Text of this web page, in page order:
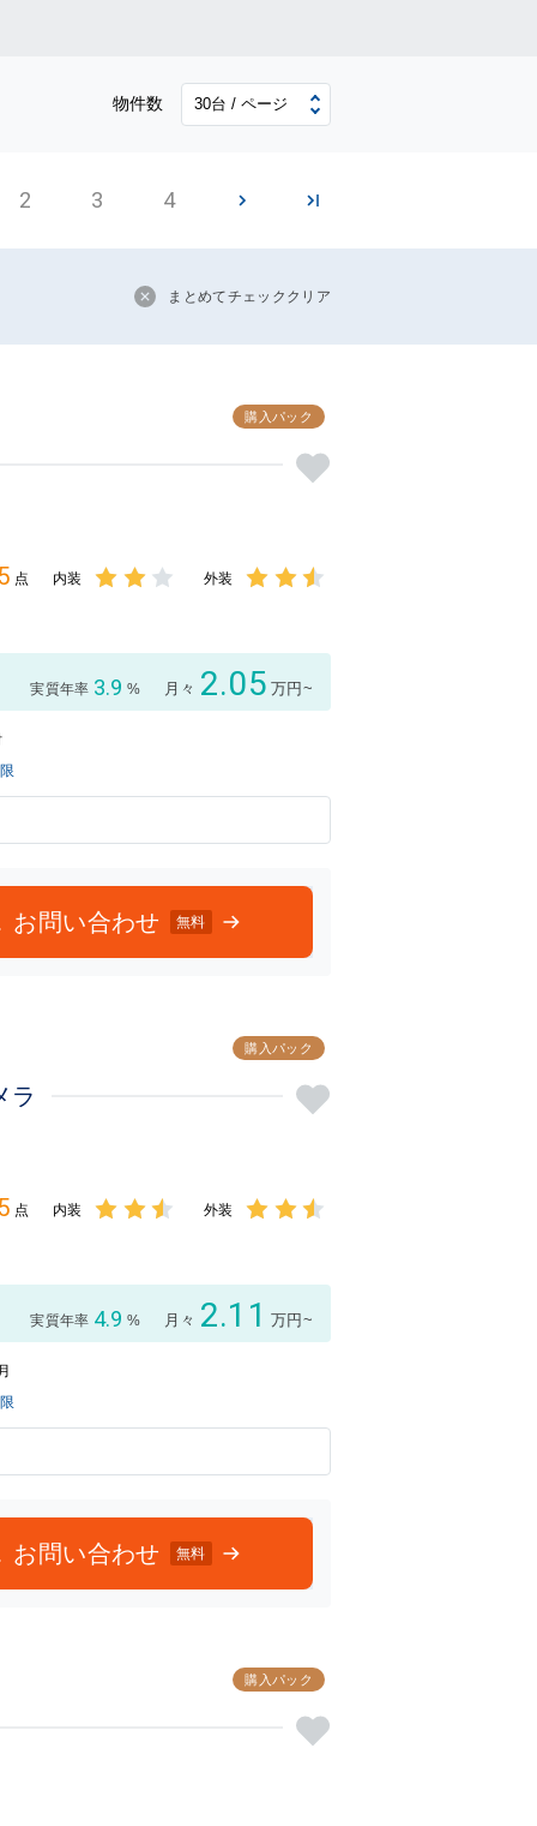
物件数
2 3 4
まとめてチェッククリア
購入パック
点 内装 外装
実質年率 3.9 % 月々 2.05 万円~
お問い合わせ 無料
購入パック
ラ
点 内装 外装
実質年率 4.9 % 月々 2.11 万円~
お問い合わせ 無料
購入パック